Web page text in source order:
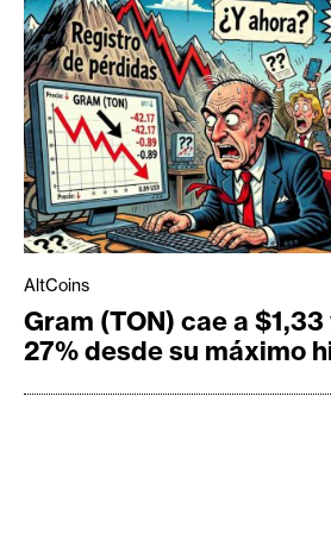
AltCoins
Gram (TON) cae a
27% desde su máximo